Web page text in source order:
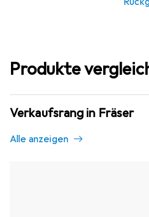
Produkte
Verkaufsrang in Fräser
Alle anzeigen